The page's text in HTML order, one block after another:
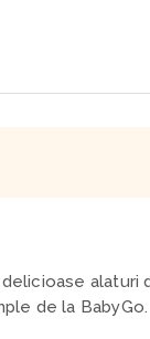
alaturi
de la BabyGo.